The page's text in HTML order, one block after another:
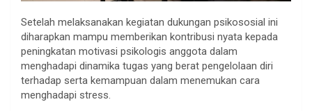
Setelah melaksanakan kegiatan dukungan psikososial ini
diharapkan mampu memberikan kontribusi nyata kepada
peningkatan motivasi psikologis anggota dalam
menghadapi dinamika tugas yang berat pengelolaan diri
terhadap serta kemampuan dalam menemukan cara
menghadapi stress.